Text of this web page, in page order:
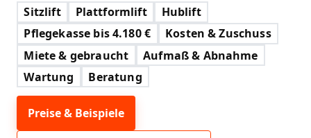
Sitzlift Plattformlift
Hublift
Pflegekasse bis 4.180 €
Kosten & Zuschuss
Miete & gebraucht
Aufmaß & Abnahme
Wartung
Beratung
Preise & Beispiele